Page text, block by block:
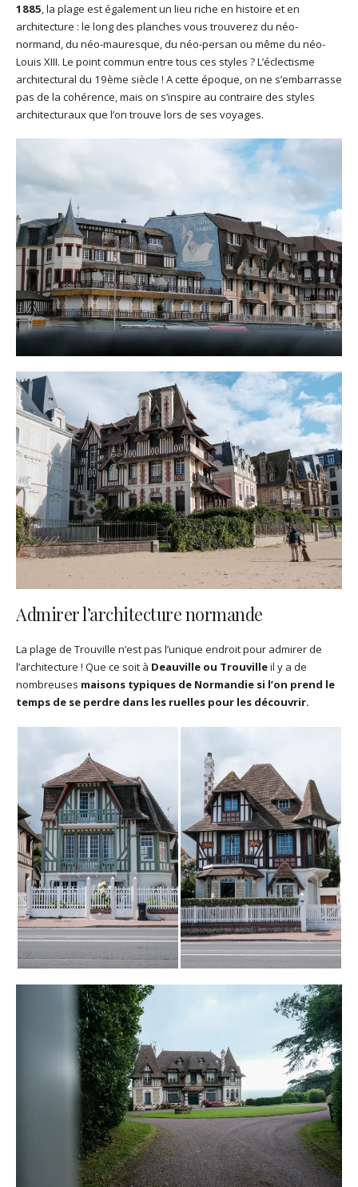
1885, la plage est également un lieu riche en histoire et en
architecture : le long des planches vous trouverez du néo-
normand, du néo-mauresque, du néo-persan ou même du néo-
Louis XIII. Le point commun entre tous ces styles ? L’éclectisme
architectural du 19ème siècle ! A cette époque, on ne s’embarrasse
pas de la cohérence, mais on s’inspire au contraire des styles
architecturaux que l’on trouve lors de ses voyages.
Admirer l’architecture normande
La plage de Trouville n’est pas l’unique endroit pour admirer de
l’architecture ! Que ce soit à Deauville ou Trouvilleil y a de
nombreuses maisons typiques de Normandie si l’on prend le
temps de se perdre dans les ruelles pour les découvrir.